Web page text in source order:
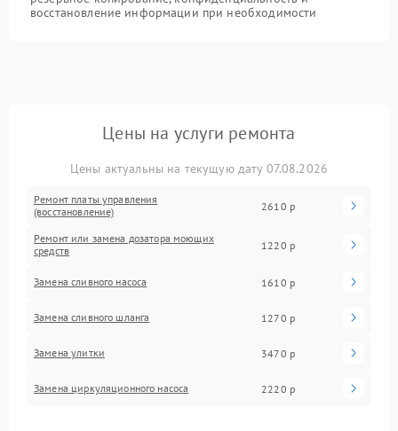
восстановление информации при необходимости
Цены на услуги ремонта
Цены актуальны на текущую дату 07.08.2026
Ремонт платы управления
(восстановление)
2610 р
Ремонт или замена дозатора моющих
средств
1220 р
Замена сливного насоса 1610 р
Замена сливного шланга 1270 р
Замена улитки 3470 р
Замена циркуляционного насоса 2220 р